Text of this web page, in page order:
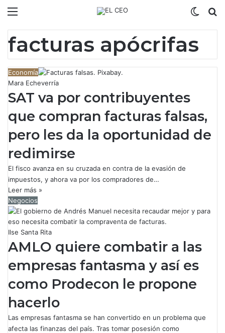
facturas apócrifas
Economía
Mara Echeverría
SAT va por contribuyentes
que compran facturas falsas,
pero les da la oportunidad de
redimirse
El fisco avanza en su cruzada en contra de la evasión de
impuestos, y ahora va por los compradores de…
Leer más »
Negocios
Ilse Santa Rita
AMLO quiere combatir a las
empresas fantasma y así es
como Prodecon le propone
hacerlo
Las empresas fantasma se han convertido en un problema que
afecta las finanzas del país. Tras tomar posesión como